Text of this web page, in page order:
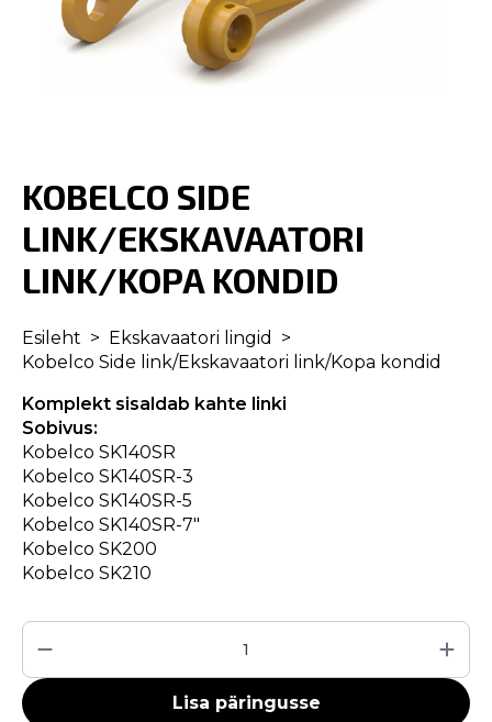
KOBELCO SIDE
LINK/EKSKAVAATORI
LINK/KOPA KONDID
Esileht
Ekskavaatori lingid
Kobelco Side link/Ekskavaatori link/Kopa kondid
Komplekt sisaldab kahte linki
Sobivus:
Kobelco SK140SR
Kobelco SK140SR-3
Kobelco SK140SR-5
Kobelco SK140SR-7″
Kobelco SK200
Kobelco SK210
Kobelco
Side
link/Kopa
kondid
kogus
Lisa päringusse